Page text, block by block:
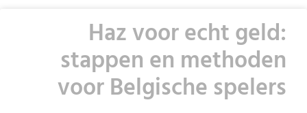
Haz voor echt geld:
stappen en methoden
voor Belgische spelers